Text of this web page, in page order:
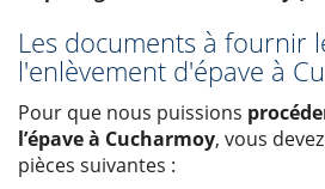
Les documents à fournir
l'enlèvement d'épave à
Pour que nous puissions
l’épave à Cucharmoy, vous
pièces suivantes :